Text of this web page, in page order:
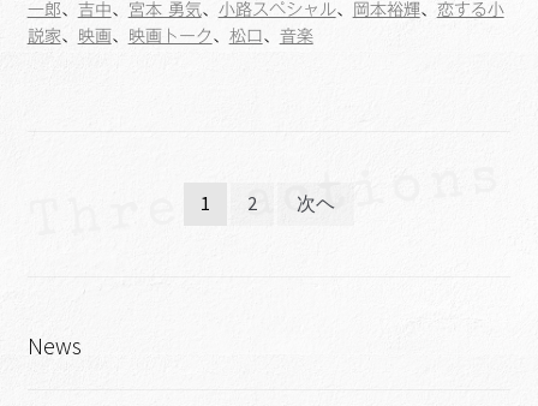
～
ONLINE
k
k
一郎、 吉中、 宮本 勇気、 小路スペシャル、 岡本裕輝、 恋する小
説家、 映画、 映画トーク 、 松口 、 音楽
ビ
1 2 次ヘ
News